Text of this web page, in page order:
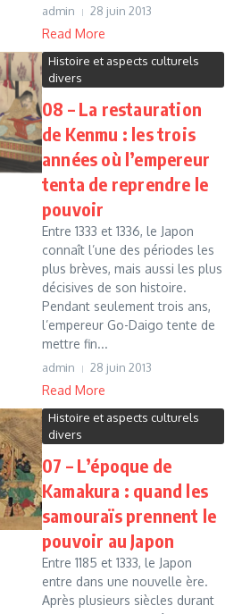
admin 28 juin 2013
Read More
Histoire et aspects culturels
divers
08 – La restauration
de Kenmu : les trois
années où l’empereur
tenta de reprendre le
pouvoir
Entre 1333 et 1336, le Japon
connaît l’une des périodes les
plus brèves, mais aussi les plus
décisives de son histoire.
Pendant seulement trois ans,
l’empereur Go-Daigo tente de
mettre fin...
admin 28 juin 2013
Read More
Histoire et aspects culturels
divers
07 – L’époque de
Kamakura : quand les
samouraïs prennent le
pouvoir au Japon
Entre 1185 et 1333, le Japon
entre dans une nouvelle ère.
Après plusieurs siècles durant